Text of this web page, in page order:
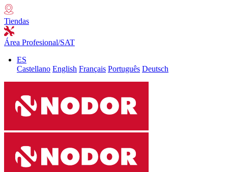
Tiendas
Área Profesional/SAT
ES
Castellano English Français Português Deutsch